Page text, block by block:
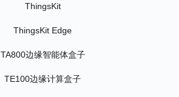
ThingsKit
ThingsKit Edge
TA800边缘智能体盒子
TE100边缘计算盒子